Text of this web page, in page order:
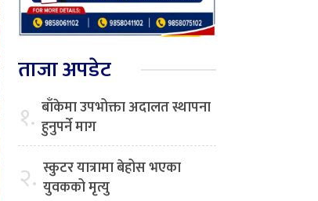
ताजा अपडेट
१. बाँकेमा उपभोक्ता अदालत स्थापना
हुनुपर्ने माग
२. स्कुटर यात्रामा बेहोस भएका
युवकको मृत्यु